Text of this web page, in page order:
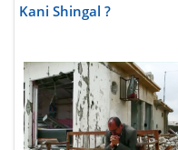
Kani Shingal ?